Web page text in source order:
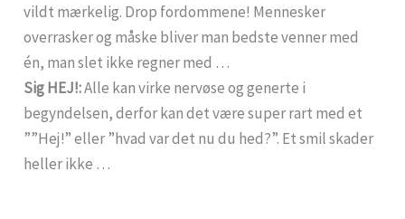
vildt mærkelig. Drop fordommene! Mennesker
overrasker og måske bliver man bedste venner med
én, man slet ikke regner med …
Sig HEJ!:Alle kan virke nervøse og generte i
begyndelsen, derfor kan det være super rart med et
””Hej!” eller ”hvad var det nu du hed?”. Et smil skader
heller ikke …